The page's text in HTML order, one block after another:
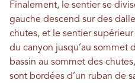
Finalement, le sentier se
gauche descend sur des
chutes, et le sentier
du canyon jusqu’au sommet
bassin au sommet des
sont bordées d’un ruban de